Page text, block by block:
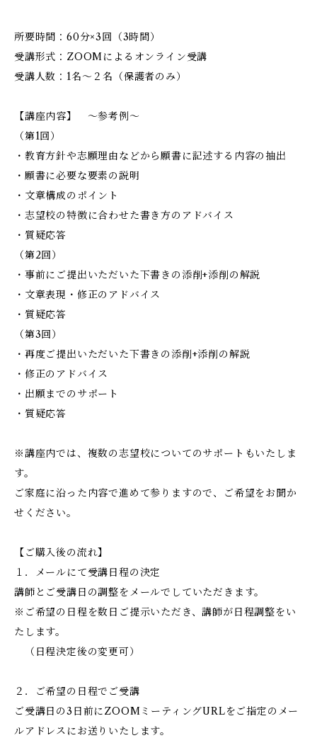
所要時間：60分×3回（3時間）
受講形式：ZOOMによるオンライン受講
受講人数：1名～２名（保護者のみ）
【講座内容】 ～参考例～
（第1回）
・教育方針や志願理由などから願書に記述する内容の抽出
・願書に必要な要素の説明
・文章構成のポイント
・志望校の特徴に合わせた書き方のアドバイス
・質疑応答
（第2回）
・事前にご提出いただいた下書きの添削+添削の解説
・文章表現・修正のアドバイス
・質疑応答
（第3回）
・再度ご提出いただいた下書きの添削+添削の解説
・修正のアドバイス
・出願までのサポート
・質疑応答
※講座内では、複数の志望校についてのサポートもいたしま
す。
ご家庭に沿った内容で進めて参りますので、ご希望をお聞か
せください。
【ご購入後の流れ】
１．メールにて受講日程の決定
講師とご受講日の調整をメールでしていただきます。
※ご希望の日程を数日ご提示いただき、講師が日程調整をい
たします。
（日程決定後の変更可）
２．ご希望の日程でご受講
ご受講日の3日前にZOOMミーティングURLをご指定のメー
ルアドレスにお送りいたします。